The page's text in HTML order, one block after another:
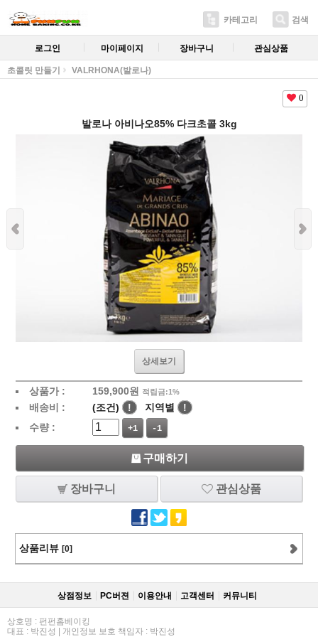
카테고리 검색
로그인 마이페이지 장바구니 관심상품
초콜릿 만들기 VALRHONA(발로나)
0
발로나 아비나오85% 다크초콜 3kg
상세보기
상품가 : 159,900원 적립금:1%
배송비 : (조건) ! 지역별
!
수량 :
+1 -1
구매하기
장바구니 관심상품
상품리뷰 [0]
상점정보 PC버젼 이용안내 고객센터 커뮤니티
상호명 : 펀펀홈베이킹
대표 : 박진성 | 개인정보 보호 책임자 : 박진성